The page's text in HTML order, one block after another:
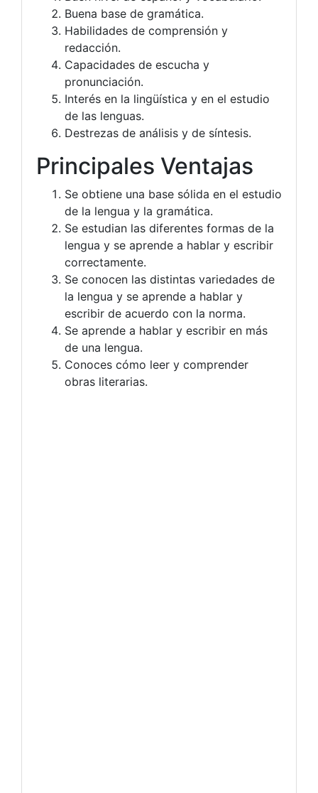
Buena base de gramática.
Habilidades de comprensión y
redacción.
Capacidades de escucha y
pronunciación.
Interés en la lingüística y en el estudio
de las lenguas.
Destrezas de análisis y de síntesis.
Principales Ventajas
Se obtiene una base sólida en el estudio
de la lengua y la gramática.
Se estudian las diferentes formas de la
lengua y se aprende a hablar y escribir
correctamente.
Se conocen las distintas variedades de
la lengua y se aprende a hablar y
escribir de acuerdo con la norma.
Se aprende a hablar y escribir en más
de una lengua.
Conoces cómo leer y comprender
obras literarias.